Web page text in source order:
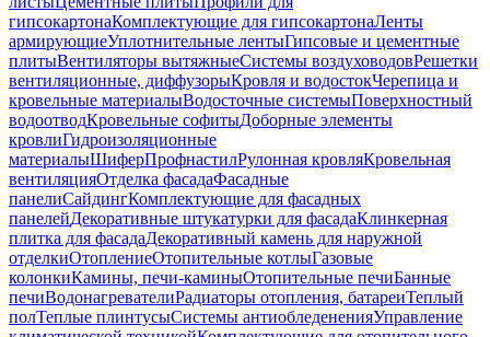
гипсокартонаКомплектующие для гипсокартонаЛенты
армирующиеУплотнительные лентыГипсовые и цементные
плитыВентиляторы вытяжныеСистемы воздуховодовРешетки
вентиляционные, диффузорыКровля и водостокЧерепица и
кровельные материалыВодосточные системыПоверхностный
водоотводКровельные софитыДоборные элементы
кровлиГидроизоляционные
материалыШиферПрофнастилРулонная кровляКровельная
вентиляцияОтделка фасадаФасадные
панелиСайдингКомплектующие для фасадных
панелейДекоративные штукатурки для фасадаКлинкерная
плитка для фасадаДекоративный камень для наружной
отделкиОтоплениеОтопительные котлыГазовые
колонкиКамины, печи-каминыОтопительные печиБанные
печиВодонагревателиРадиаторы отопления, батареиТеплый
полТеплые плинтусыСистемы антиобледененияУправление